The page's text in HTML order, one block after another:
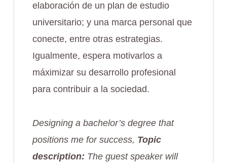
elaboración de un plan de estudio
universitario; y una marca personal que
conecte, entre otras estrategias.
Igualmente, espera motivarlos a
máximizar su desarrollo profesional
para contribuir a la sociedad.
Designing a bachelor’s degree that
positions me for success, Topic
description: The guest speaker will